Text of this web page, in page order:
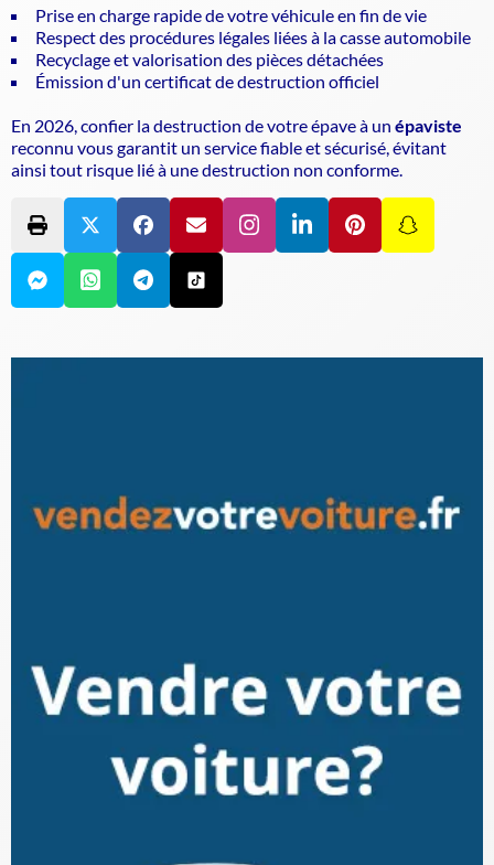
Prise en charge rapide de votre véhicule en fin de vie
Respect des procédures légales liées à la casse automobile
Recyclage et valorisation des pièces détachées
Émission d'un certificat de destruction officiel
En 2026, confier la destruction de votre épave à un épaviste
reconnu vous garantit un service fiable et sécurisé, évitant
ainsi tout risque lié à une destruction non conforme.